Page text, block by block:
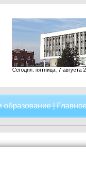
Сегодня: пятница, 7 августа
образование|